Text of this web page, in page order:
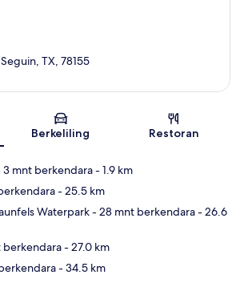
Peta
TX, 78155
Berkeliling Restoran
3 mnt berkendara- 1.9 km
- 25.5 km
Waterpark- 28 mnt berkendara- 26.6
berkendara- 27.0 km
- 34.5 km